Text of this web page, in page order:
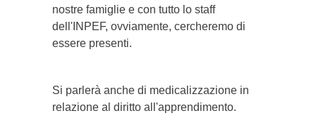
nostre famiglie e con tutto lo staff
dell'INPEF, ovviamente, cercheremo di
essere presenti.
Si parlerà anche di medicalizzazione in
relazione al diritto all'apprendimento.